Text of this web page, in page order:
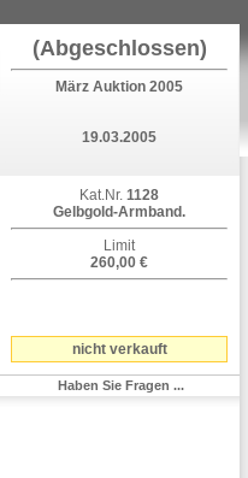
(Abgeschlossen)
März Auktion 2005
19.03.2005
Kat.Nr. 1128
Gelbgold-Armband.
Limit
260,00 €
nicht verkauft
Haben Sie Fragen ...